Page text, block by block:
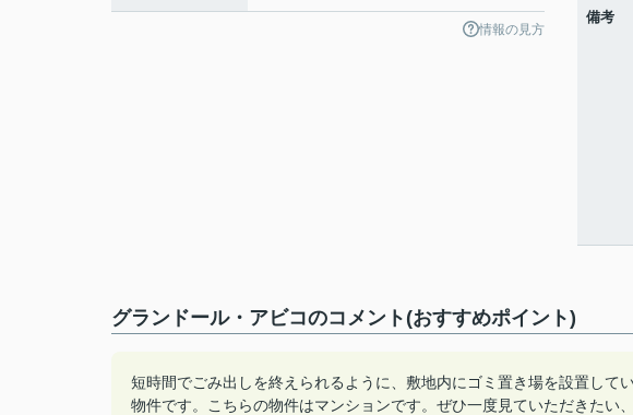
情報の見方
備考
グランドール・アビコのコメント(おすすめポイント)
短時間でごみ出しを終えられるように、敷地内にゴミ置き場を設置して
物件です。こちらの物件はマンションです。ぜひ一度見ていただきたい